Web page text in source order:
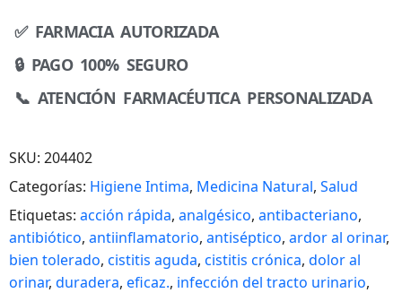
✅ FARMACIA AUTORIZADA
🔒 PAGO 100% SEGURO
📞 ATENCIÓN FARMACÉUTICA PERSONALIZADA
SKU: 204402
Categorías: Higiene Intima, Medicina Natural, Salud
Etiquetas: acción rápida, analgésico, antibacteriano,
antibiótico, antiinflamatorio, antiséptico, ardor al orinar,
bien tolerado, cistitis aguda, cistitis crónica, dolor al
orinar, duradera, eficaz., infección del tracto urinario,